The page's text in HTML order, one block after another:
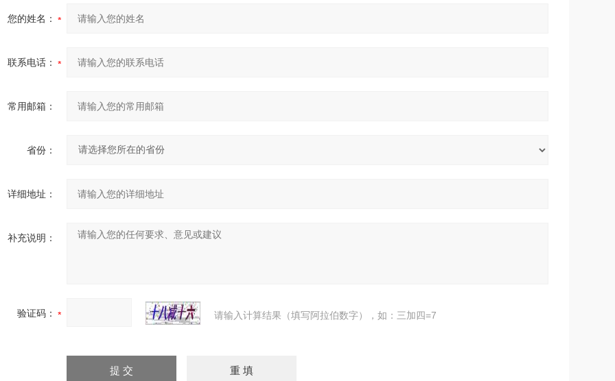
您的姓名：
联系电话：
常用邮箱：
省份：
详细地址：
补充说明：
验证码： 请输入计算结果（填写阿拉伯数字），如：三加四=7